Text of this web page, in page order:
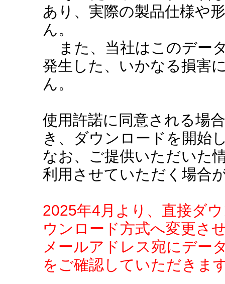
あり、実際の製品仕様や
ん。
また、当社はこのデー
発生した、いかなる損害
ん。
使用許諾に同意される場
き、ダウンロードを開始
なお、ご提供いただいた
利用させていただく場合
2025年4月より、直接ダ
ウンロード方式へ変更さ
メールアドレス宛にデー
をご確認していただきま